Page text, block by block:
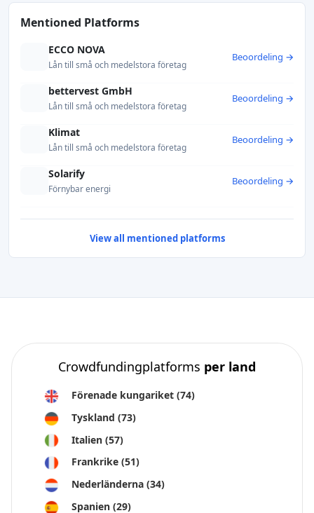
Mentioned Platforms
ECCO NOVA
Lån till små och medelstora företag
Beoordeling →
bettervest GmbH
Lån till små och medelstora företag
Beoordeling →
Klimat
Lån till små och medelstora företag
Beoordeling →
Solarify
Förnybar energi
Beoordeling →
View all mentioned platforms
Crowdfundingplatforms per land
Förenade kungariket (74)
Tyskland (73)
Italien (57)
Frankrike (51)
Nederländerna (34)
Spanien (29)